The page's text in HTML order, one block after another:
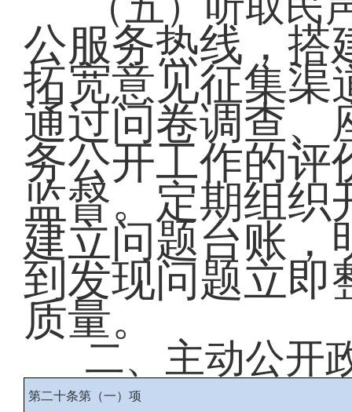
公服务热线，搭
拓宽意见征集渠
通过问卷调查、
务公开工作的评
监督。定期组织
建立问题台账，
到发现问题立即
质量。
二、主动公开
第二十条第（一）项